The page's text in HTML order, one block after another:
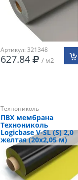
Артикул: 321348
627.84 / м2
Технониколь
ПВХ мембрана
Технониколь
Logicbase V-SL (S) 2,0
желтая (20х2,05 м)